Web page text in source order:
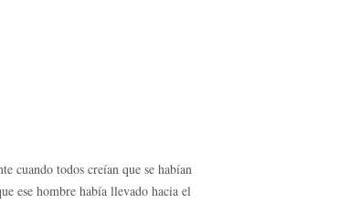
cuando todos creían que se habían
ese hombre había llevado hacia el